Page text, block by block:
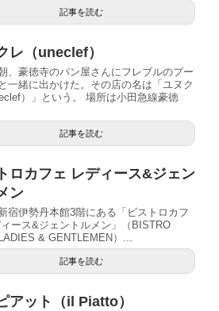
記事を読む
レ（uneclef）
、豪徳寺のパン屋さんにフレブルのプー
一緒に出かけた。その店の名は「ユヌク
）」という。 場所は小田急線豪徳
記事を読む
ロカフェ レディース&ジェン
ン
宿伊勢丹本館3階にある「ビストロカフ
ース&ジェントルメン」（BISTRO
& GENTLEMEN）...
記事を読む
アット（il Piatto）